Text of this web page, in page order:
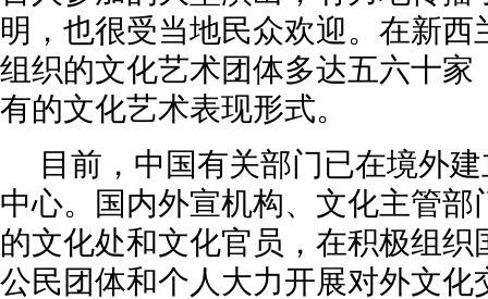
明，也很受当地民众欢迎。在新西
组织的文化艺术团体多达五六十家
有的文化艺术表现形式。
目前，中国有关部门已在境外
中心。国内外宣机构、文化主管部
的文化处和文化官员，在积极组织
公民团体和个人大力开展对外文化